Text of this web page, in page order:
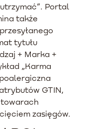
Portal
także
tytułu
+ Marka +
„Karma
GTIN,
zasięgów.